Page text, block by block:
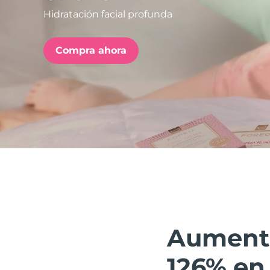
Hidratación facial profunda
Compra ahora
issa™ Teeth Whitening Set
FAQ™ Dual LED Panel
POPULAR